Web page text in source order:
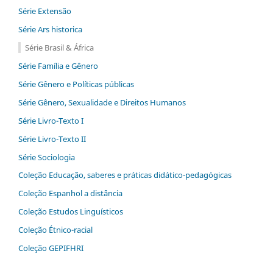
Série Extensão
Série Ars historica
Série Brasil & África
Série Família e Gênero
Série Gênero e Políticas públicas
Série Gênero, Sexualidade e Direitos Humanos
Série Livro-Texto I
Série Livro-Texto II
Série Sociologia
Coleção Educação, saberes e práticas didático-pedagógicas
Coleção Espanhol a distˆância
Coleção Estudos Linguísticos
Coleção Étnico-racial
Coleção GEPIFHRI